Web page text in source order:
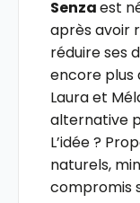
Senzaest
après avoir
réduire ses
encore plus
Laura et
alternative
L’idée ?
naturels,
compromis